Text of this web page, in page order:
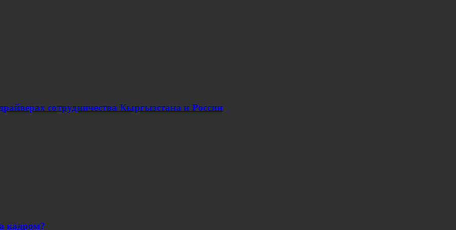
сотрудничества Кыргызстана и России
кадром?